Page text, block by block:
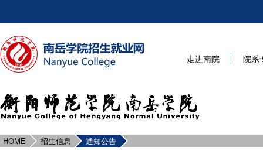
走进南院 院系
HOME 招生信息 通知公告